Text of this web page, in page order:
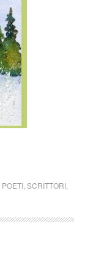
POETI, SCRITTORI,